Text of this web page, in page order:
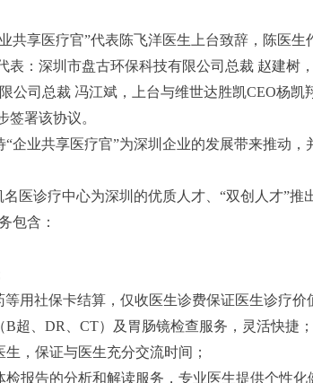
共享医疗官”代表陈飞洋医生上台致辞，陈医生
表：深圳市盘古环保科技有限公司总裁 赵建树
公司总裁 冯江斌，上台与维世达胜凯CEO杨凯
签署该协议。
企业共享医疗官”为深圳企业的发展带来推动，
医诊疗中心为深圳的优质人才、“双创人才”推
包含：
用社保卡结算，仅收医生诊费保证医生诊疗价
超、DR、CT）及胃肠镜检查服务，灵活快捷；
，保证与医生充分交流时间；
报告的分析和解读服务，专业医生提供个性化